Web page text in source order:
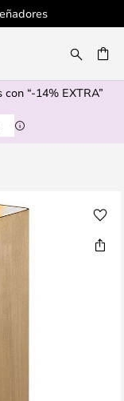
“-14% EXTRA”